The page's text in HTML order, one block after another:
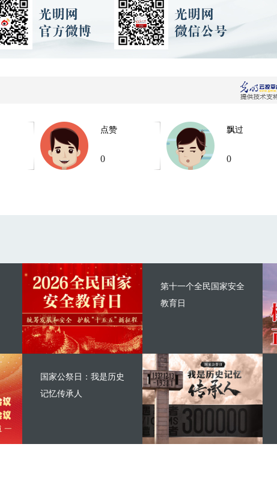
点赞
0
飘过
0
第十一个全民国家安全
教育日
国家公祭日：我是历史
记忆传承人